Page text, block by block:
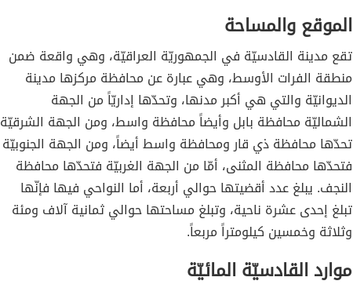
الموقع والمساحة
تقع مدينة القادسيّة في الجمهوريّة العراقيّة، وهي واقعة ضمن
منطقة الفرات الأوسط، وهي عبارة عن محافظة مركزها مدينة
الديوانيّة والتي هي أكبر مدنها، وتحدّها إداريّاً من الجهة
الشماليّة محافظة بابل وأيضاً محافظة واسط، ومن الجهة الشرقيّة
تحدّها محافظة ذي قار ومحافظة واسط أيضاً، ومن الجهة الجنوبيّة
فتحدّها محافظة المثنى، أمّا من الجهة الغربيّة فتحدّها محافظة
النجف. يبلغ عدد أقضيتها حوالي أربعة، أما النواحي فيها فإنّها
تبلغ إحدى عشرة ناحية، وتبلغ مساحتها حوالي ثمانية آلاف ومئة
وثلاثة وخمسين كيلومتراً مربعاً.
موارد القادسيّة المائيّة